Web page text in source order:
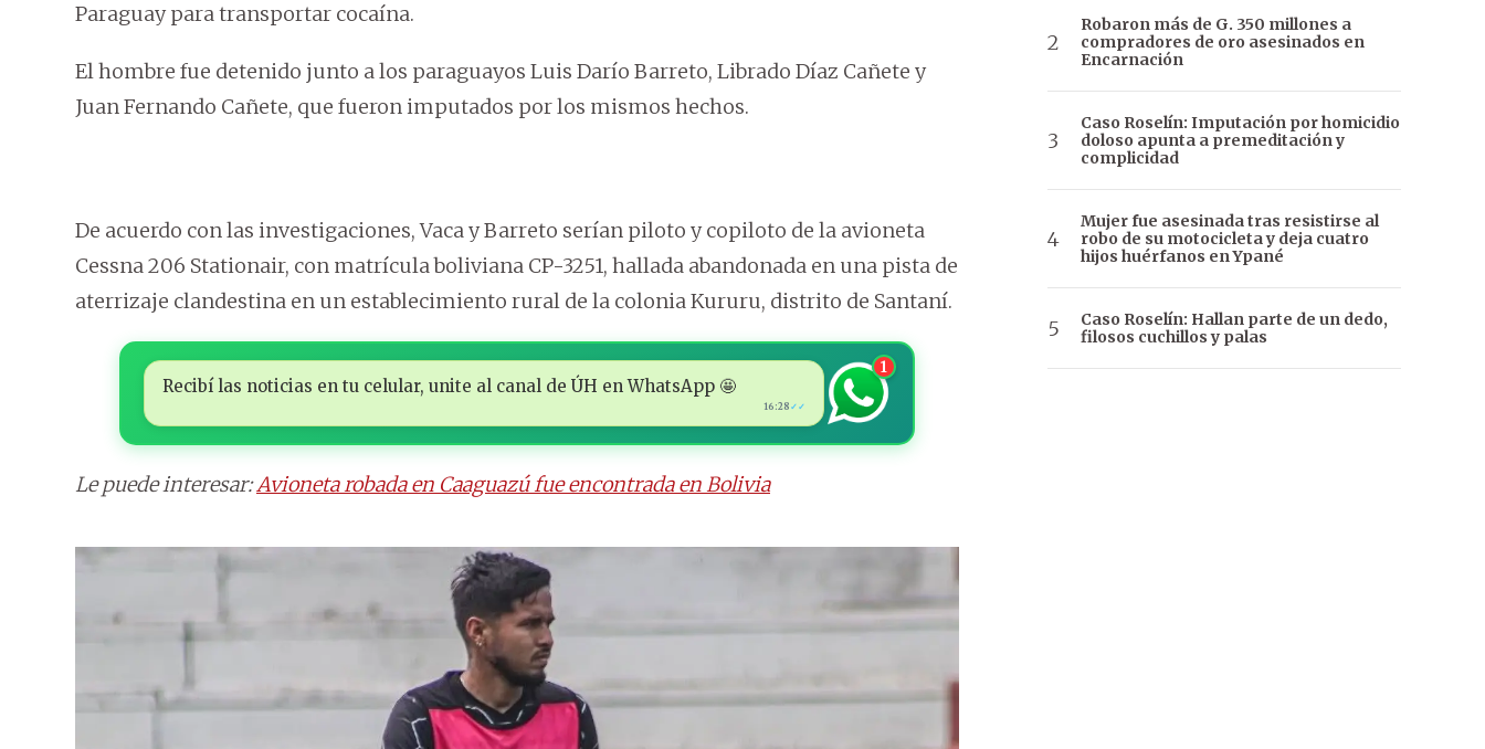
Paraguay para transportar cocaína.
El hombre fue detenido junto a los paraguayos Luis Darío Barreto, Librado Díaz Cañete y
Juan Fernando Cañete, que fueron imputados por los mismos hechos.
De acuerdo con las investigaciones, Vaca y Barreto serían piloto y copiloto de la avioneta
Cessna 206 Stationair, con matrícula boliviana CP-3251, hallada abandonada en una pista de
aterrizaje clandestina en un establecimiento rural de la colonia Kururu, distrito de Santaní.
Recibí las noticias en tu celular, unite al canal de ÚH en WhatsApp 🤩
16:28 ✓✓
1
Le puede interesar:Avioneta robada en Caaguazú fue encontrada en Bolivia
Robaron más de G. 350 millones a
compradores de oro asesinados en
Encarnación
Caso Roselín: Imputación por homicidio
doloso apunta a premeditación y
complicidad
Mujer fue asesinada tras resistirse al
robo de su motocicleta y deja cuatro
hijos huérfanos en Ypané
Caso Roselín: Hallan parte de un dedo,
filosos cuchillos y palas